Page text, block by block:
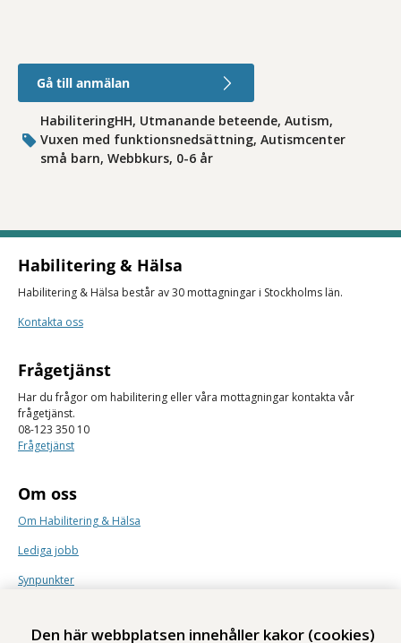
Den här webbplatsen innehåller kakor (cookies)
Gå till anmälan
HabiliteringHH, Utmanande beteende, Autism,
Vuxen med funktionsnedsättning, Autismcenter
små barn, Webbkurs, 0-6 år
Habilitering & Hälsa
Habilitering & Hälsa består av 30 mottagningar i Stockholms län.
Kontakta oss
Frågetjänst
Har du frågor om habilitering eller våra mottagningar kontakta vår
frågetjänst.
08-123 350 10
Frågetjänst
Om oss
Om Habilitering & Hälsa
Lediga jobb
Synpunkter